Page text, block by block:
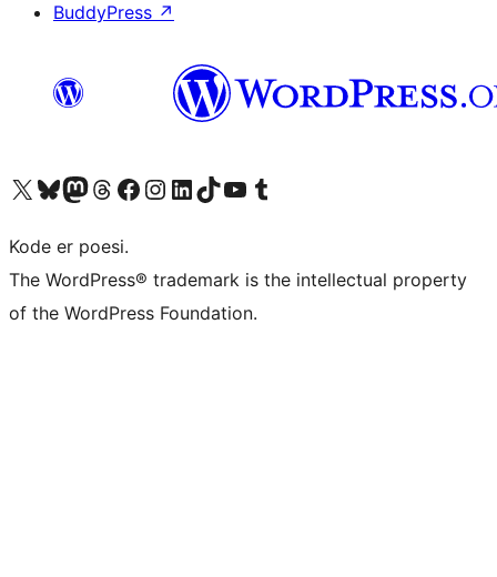
BuddyPress ↗
Besøk vår konto på X Visit our Bluesky account
Besøk vår Mastodon-konto
Visit our Threads account
Besøk vår Facebook-sideBesøk vår Instagram-konto
Besøk vår LinkedIn-konto
Visit our TikTok account
Visit our YouTube channel
Visit our Tumblr account
Kode er poesi.
The WordPress® trademark is the intellectual property
of the WordPress Foundation.